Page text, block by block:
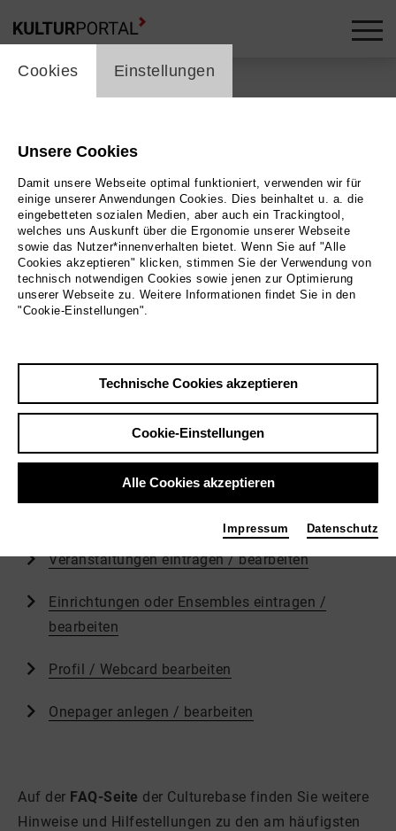
Support / Hilfebereich
Für alle Seiten und Partnerprojekte stellt Kulturserver
mit demCultureBase Info Hubeine zentrale Seite für
Hilfe und Information zu Verfügung.
Veranstaltungsorten bearbeiten? Diese und vieles
mehr finden Sie dort in gebündeter Form.
Direkte Zugänge zu den wichtigen Themenbereichen
Veranstaltungen eintragen / bearbeiten
Einrichtungen oder Ensembles eintragen /
bearbeiten
Profil / Webcard bearbeiten
Onepager anlegen / bearbeiten
Auf der FAQ-Seite der Culturebase finden Sie weitere
Hinweise und Hilfestellungen zu den am häufigsten
cookie_layer
Cookies Einstellungen
Unsere Cookies
Damit unsere Webseite optimal funktioniert, verwenden wir für
einige unserer Anwendungen Cookies. Dies beinhaltet u. a. die
eingebetteten sozialen Medien, aber auch ein Trackingtool,
welches uns Auskunft über die Ergonomie unserer Webseite
sowie das Nutzer*innenverhalten bietet. Wenn Sie auf "Alle
Cookies akzeptieren" klicken, stimmen Sie der Verwendung von
technisch notwendigen Cookies sowie jenen zur Optimierung
unserer Webseite zu. Weitere Informationen findet Sie in den
"Cookie-Einstellungen".
Technische Cookies akzeptieren
Cookie-Einstellungen
Alle Cookies akzeptieren
Impressum Datenschutz